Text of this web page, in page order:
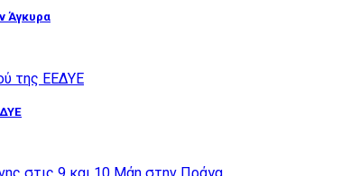
Άγκυρα